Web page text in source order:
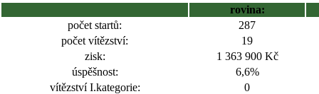
rovina:
počet startů:
287
počet vítězství:
19
zisk:
1 363 900 Kč
úspěšnost:
6,6%
vítězství I.kategorie:
0